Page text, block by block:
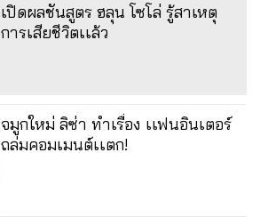
เปิดผลชันสูตร ฮลุน โซโล่ รู้สาเหตุ
การเสียชีวิตเเล้ว
จมูกใหม่ ลิซ่า ทำเรื่อง เเฟนอินเตอร์
ถล่มคอมเมนต์เเตก!